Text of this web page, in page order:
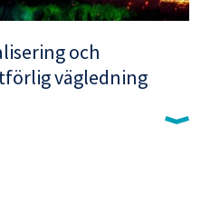
och
vägledning